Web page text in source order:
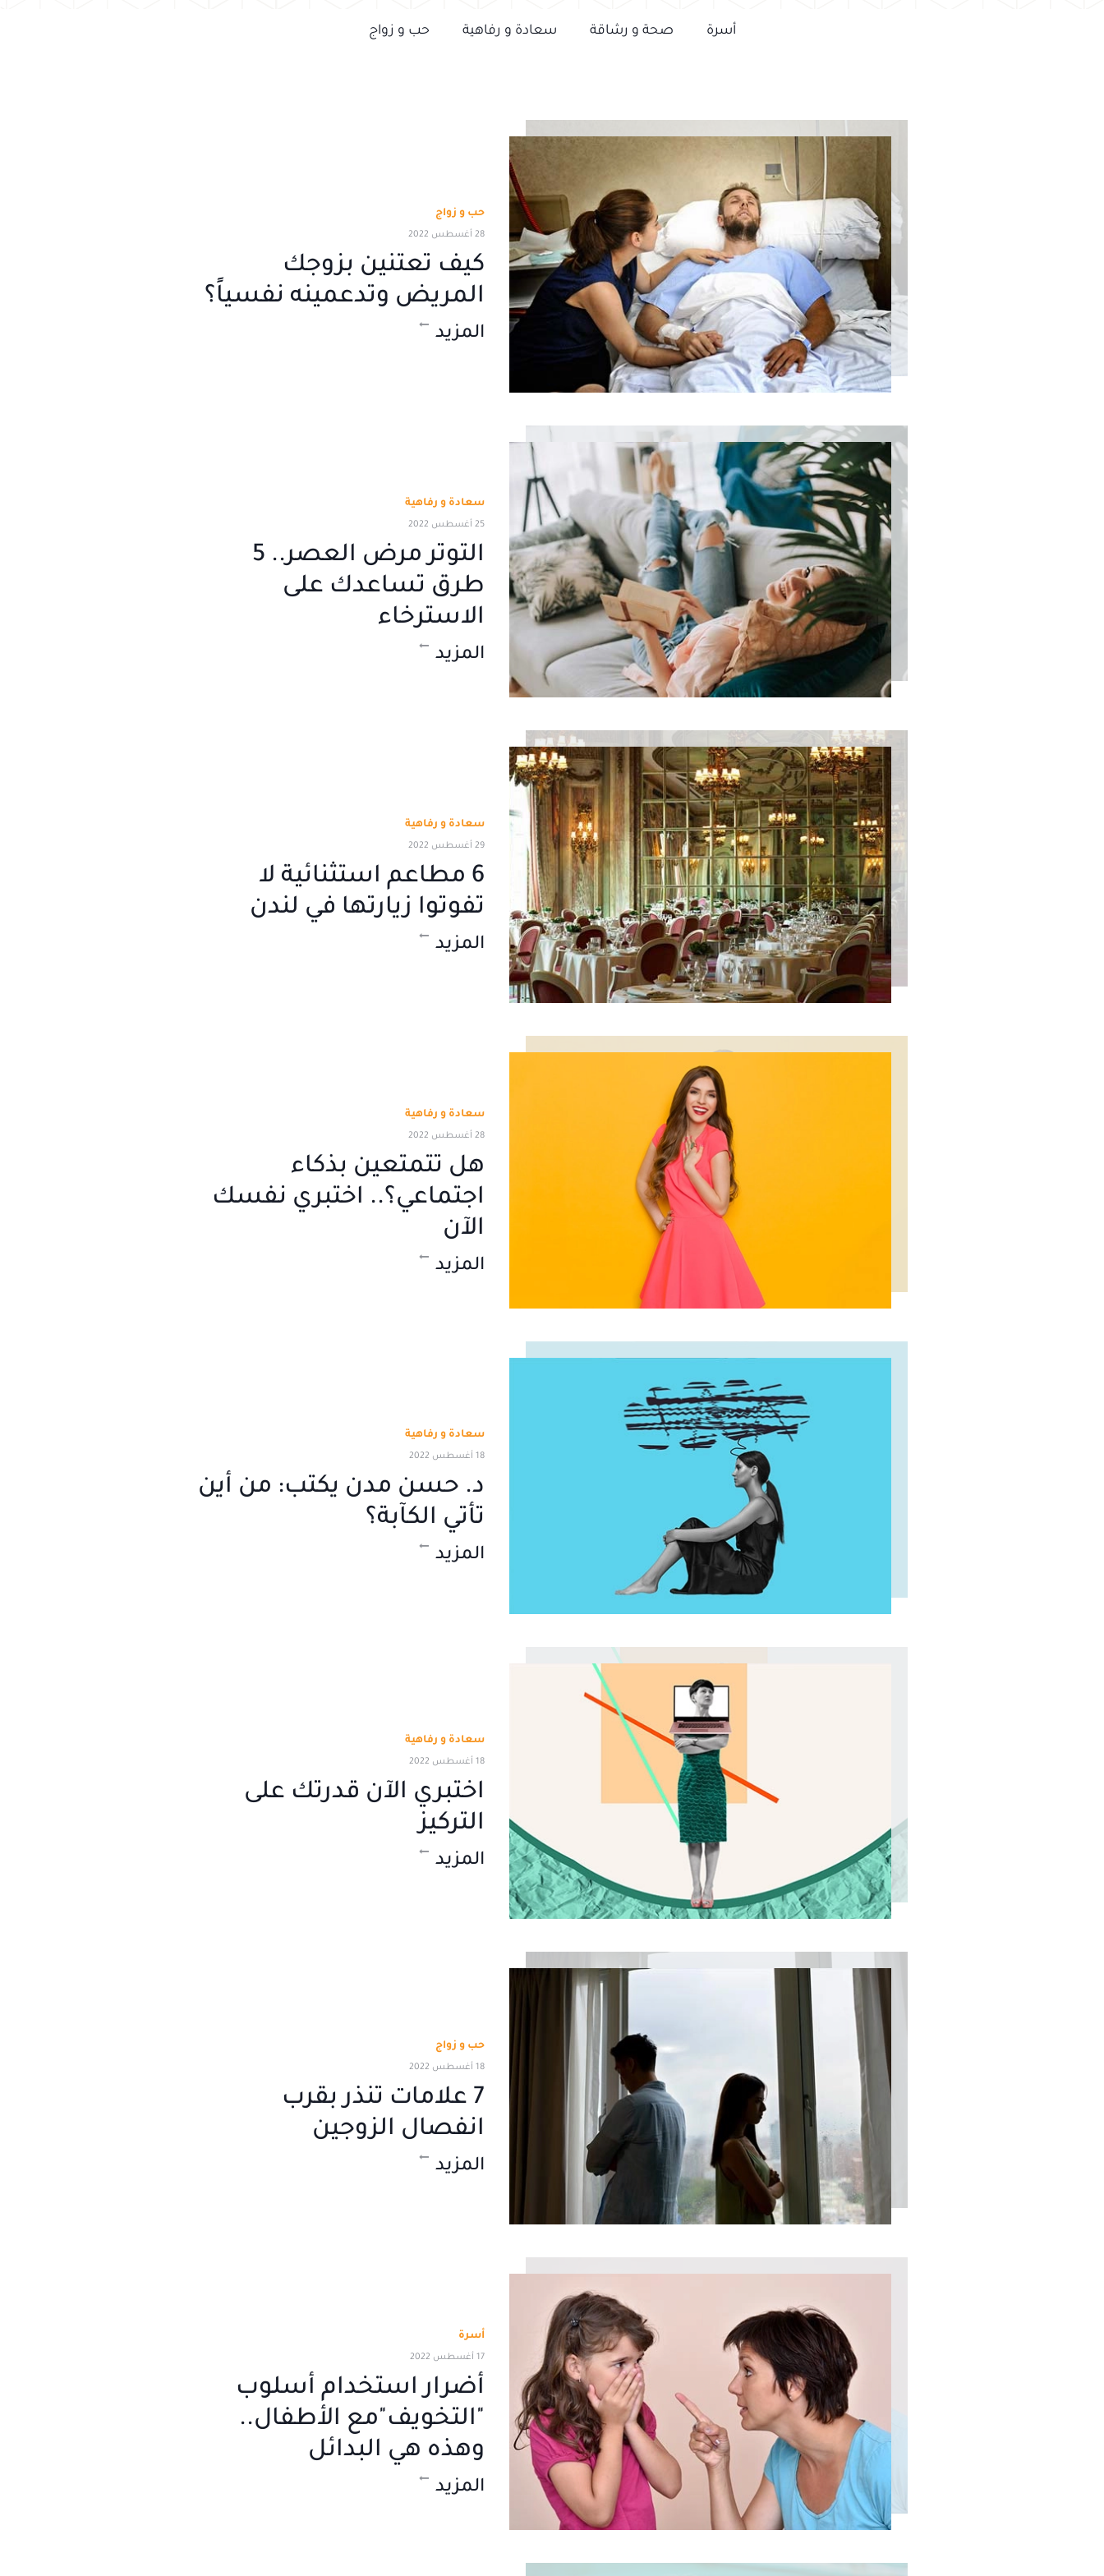
أسرة صحة و رشاقة سعادة و رفاهية حب و زواج
حب و زواج
28 أغسطس 2022
كيف تعتنين بزوجك
المريض وتدعمينه نفسياً؟
المزيد
سعادة و رفاهية
25 أغسطس 2022
التوتر مرض العصر.. 5
طرق تساعدك على
الاسترخاء
المزيد
سعادة و رفاهية
29 أغسطس 2022
6 مطاعم استثنائية لا
تفوتوا زيارتها في لندن
المزيد
سعادة و رفاهية
28 أغسطس 2022
هل تتمتعين بذكاء
اجتماعي؟.. اختبري نفسك
الآن
المزيد
سعادة و رفاهية
18 أغسطس 2022
د. حسن مدن يكتب: من أين
تأتي الكآبة؟
المزيد
سعادة و رفاهية
18 أغسطس 2022
اختبري الآن قدرتك على
التركيز
المزيد
حب و زواج
18 أغسطس 2022
7 علامات تنذر بقرب
انفصال الزوجين
المزيد
أسرة
17 أغسطس 2022
أضرار استخدام أسلوب
"التخويف"مع الأطفال..
وهذه هي البدائل
المزيد